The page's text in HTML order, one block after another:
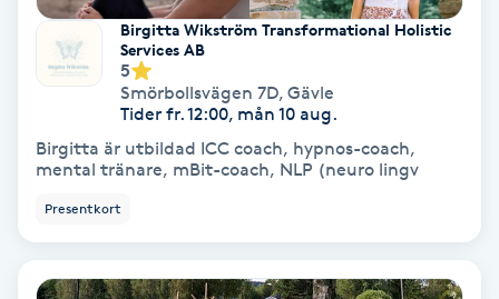
Huduppstramning
Hyaluronsyra
Hypnos
Birgitta Wikström Transformational Holistic
Services AB
5
Smörbollsvägen 7D, Gävle
Tider fr. 12:00, mån 10 aug.
Birgitta är utbildad ICC coach, hypnos-coach,
mental tränare, mBit-coach, NLP (neuro lingv
Presentkort